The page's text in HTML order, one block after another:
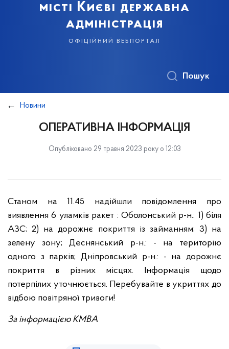
місті Києві державна
адміністрація
офіційний вебпортал
Пошук
Новини
ОПЕРАТИВНА ІНФОРМАЦІЯ
Опубліковано 29 травня 2023 року о 12:03
Станом на 11.45 надійшли повідомлення про
виявлення 6 уламків ракет : Оболонський р-н.: 1) біля
АЗС;2) на дорожнє покриття із займанням; 3) на
зелену зону;Деснянський р-н.: - на територію
одного з парків;Дніпровський р-н.: - на дорожнє
покриття в різних місцях. Інформація щодо
потерпілих уточнюється. Перебувайте в укриттях до
відбою повітряної тривоги!
За інформацією КМВА